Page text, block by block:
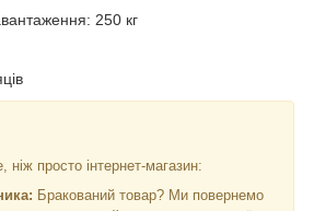
250 кг
ніж просто інтернет-магазин:
Бракований товар? Ми повернемо